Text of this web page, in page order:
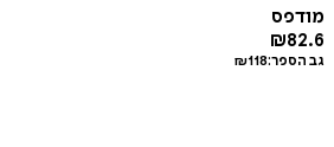
מודפס
₪82.6
גב הספר: ₪118